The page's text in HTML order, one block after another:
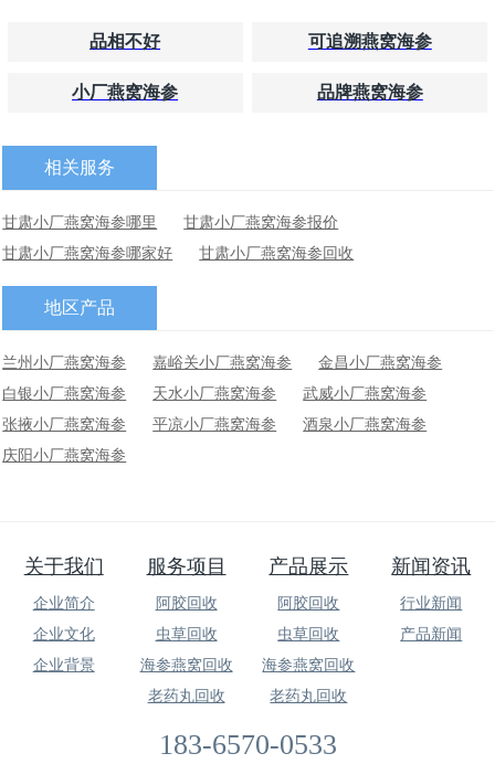
品相不好 可追溯燕窝海参
小厂燕窝海参 品牌燕窝海参
相关服务
甘肃小厂燕窝海参哪里
甘肃小厂燕窝海参报价
甘肃小厂燕窝海参哪家好
甘肃小厂燕窝海参回收
地区产品
兰州小厂燕窝海参 嘉峪关小厂燕窝海参
金昌小厂燕窝海参
白银小厂燕窝海参
天水小厂燕窝海参
武威小厂燕窝海参
张掖小厂燕窝海参
平凉小厂燕窝海参
酒泉小厂燕窝海参
庆阳小厂燕窝海参
关于我们
企业简介
企业文化
企业背景
服务项目
阿胶回收
虫草回收
海参燕窝回收
老药丸回收
产品展示
阿胶回收
虫草回收
海参燕窝回收
老药丸回收
新闻资讯
行业新闻
产品新闻
183-6570-0533